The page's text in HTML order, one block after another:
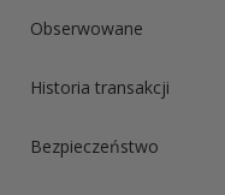
Obserwowane
Historia transakcji
Bezpieczeństwo